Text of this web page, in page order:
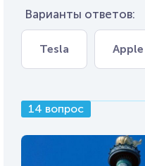
Варианты ответов:
Tesla Apple
14 вопрос